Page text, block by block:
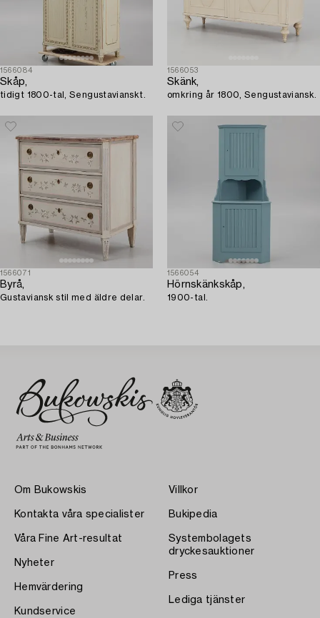
1566084
Skåp,
tidigt 1800-tal, Sengustavianskt.
1566053
Skänk,
omkring år 1800, Sengustaviansk.
1566071
Byrå,
Gustaviansk stil med äldre delar.
1566054
Hörnskänkskåp,
1900-tal.
Om Bukowskis
Kontakta våra specialister
Våra Fine Art-resultat
Nyheter
Hemvärdering
Kundservice
Villkor
Bukipedia
Systembolagets
dryckesauktioner
Press
Lediga tjänster